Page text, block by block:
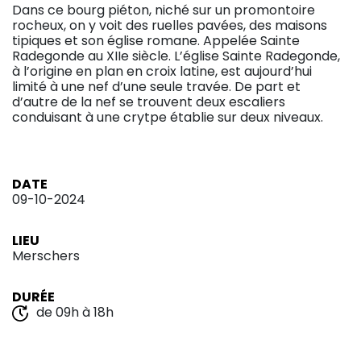
Dans ce bourg piéton, niché sur un promontoire
rocheux, on y voit des ruelles pavées, des maisons
tipiques et son église romane. Appelée Sainte
Radegonde au XIIe siècle. L’église Sainte Radegonde,
à l’origine en plan en croix latine, est aujourd’hui
limité à une nef d’une seule travée. De part et
d’autre de la nef se trouvent deux escaliers
conduisant à une crytpe établie sur deux niveaux.
DATE
09-10-2024
LIEU
Merschers
DURÉE
de 09h à 18h